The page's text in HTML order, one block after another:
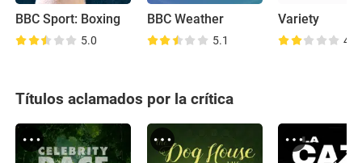
BBC Sport: Boxing
5.0
BBC Weather
5.1
Variety
4.3
Títulos aclamados por la crítica